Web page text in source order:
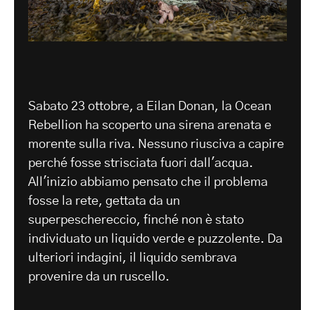
Sabato 23 ottobre, a Eilan Donan, la Ocean
Rebellion ha scoperto una sirena arenata e
morente sulla riva. Nessuno riusciva a capire
perché fosse strisciata fuori dall'acqua.
All'inizio abbiamo pensato che il problema
fosse la rete, gettata da un
superpeschereccio, finché non è stato
individuato un liquido verde e puzzolente. Da
ulteriori indagini, il liquido sembrava
provenire da un ruscello.